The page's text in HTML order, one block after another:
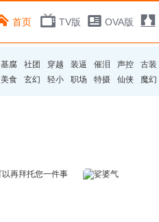
基腐 社团 穿越 装逼 催泪 声控 古装
美食 玄幻 轻小 职场 特摄 仙侠 魔幻
首页 TV版 OVA版